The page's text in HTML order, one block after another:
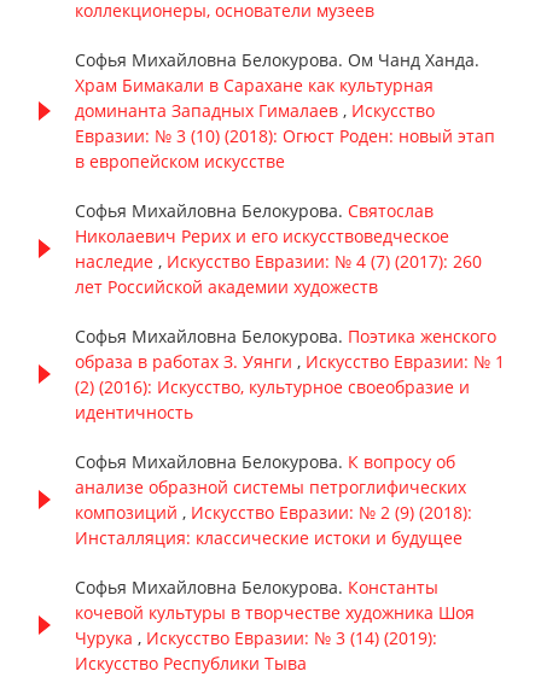
коллекционеры, основатели музеев
Софья Михайловна Белокурова. Ом Чанд Ханда.
Храм Бимакали в Сарахане как культурная
доминанта Западных Гималаев , Искусство
Евразии: № 3 (10) (2018): Огюст Роден: новый этап
в европейском искусстве
Софья Михайловна Белокурова. Святослав
Николаевич Рерих и его искусствоведческое
наследие , Искусство Евразии: № 4 (7) (2017): 260
лет Российской академии художеств
Софья Михайловна Белокурова. Поэтика женского
образа в работах З. Уянги , Искусство Евразии: № 1
(2) (2016): Искусство, культурное своеобразие и
идентичность
Софья Михайловна Белокурова. К вопросу об
анализе образной системы петроглифических
композиций , Искусство Евразии: № 2 (9) (2018):
Инсталляция: классические истоки и будущее
Софья Михайловна Белокурова. Константы
кочевой культуры в творчестве художника Шоя
Чурука , Искусство Евразии: № 3 (14) (2019):
Искусство Республики Тыва